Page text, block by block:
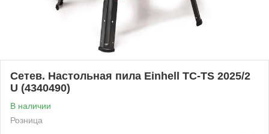
Сетев. Настольная пила Einhell TC-TS 2025/2
U (4340490)
В наличии
Розница